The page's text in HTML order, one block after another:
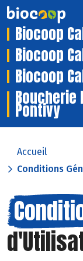
Biocoop
Biocoop
Biocoop
Boucherie
Pontivy
Accueil
Conditions